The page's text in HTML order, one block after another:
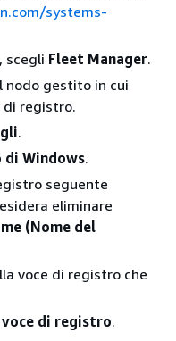
systems-
scegli Fleet Manager.
nodo gestito in cui
di registro.
.
Windows.
seguente
eliminare
(Nome del
voce di registro che
di registro.